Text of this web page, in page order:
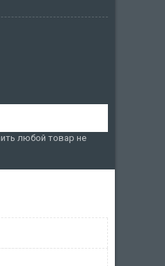
любой товар не